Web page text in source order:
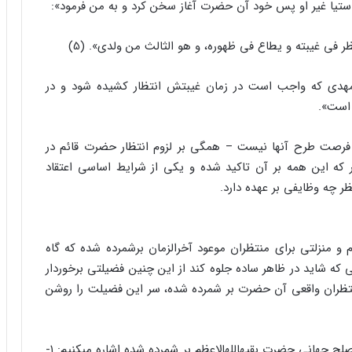
غیر او پس خود آن حضرت آغاز سخن کرد و به من فرمود»:
فى غیبته و یطاع فى ظهوره، و هو الثالث من ولدى‏». (5)
که واجب است در زمان غیبتش انتظار کشیده شود و در
است‏».
فرصت طرح آنها نیست – همگى بر لزوم انتظار حضرت قائم در
که این همه بر آن تاکید شده و یکى از شرایط اساسى اعتقاد
وظایفى بر عهده دارد.
منزلتى براى منتظران موعود آخرالزمان برشمرده شده که گاه
شاید در ظاهر ساده جلوه کند از این چنین فضیلتى برخوردار
واقعى آن حضرت بر شمرده شده، سر این فضیلت را روشن